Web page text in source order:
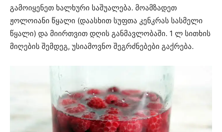
გამოიყენეთ ხალხური საშუალება. მოამზადეთ
ჟოლოიანი წყალი (დაასხით სუფთა კენკრას სასმელი
წყალი) და მიირთვით დღის განმავლობაში. 1 ლ სითხის
მიღების შემდეგ, უსიამოვნო შეგრძნებები გაქრება.